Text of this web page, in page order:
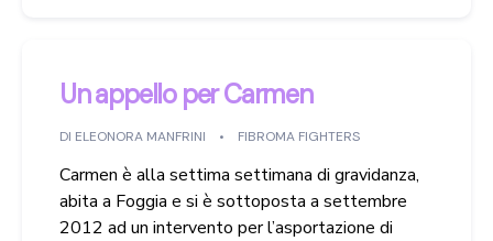
Un appello per Carmen
DI ELEONORA MANFRINI FIBROMA FIGHTERS
Carmen è alla settima settimana di gravidanza,
abita a Foggia e si è sottoposta a settembre
2012 ad un intervento per l’asportazione di